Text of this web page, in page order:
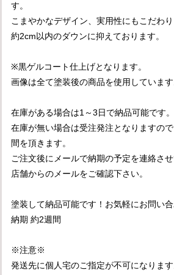
す。
こまやかなデザイン、実用性にもこだわ
約2cm以内のダウンに抑えております。
※黒ゲルコート仕上げとなります。
画像は全て塗装後の商品を使用しています
在庫がある場合は1～3日で納品可能です。
在庫が無い場合は受注発注となりますの
間を頂きます。
ご注文後にメールで納期の予定を連絡さ
店舗からのメールをご確認下さい。
塗装して納品可能です！お気軽にお問い合
納期 約2週間
※注意※
発送先に個人宅のご指定が不可になります